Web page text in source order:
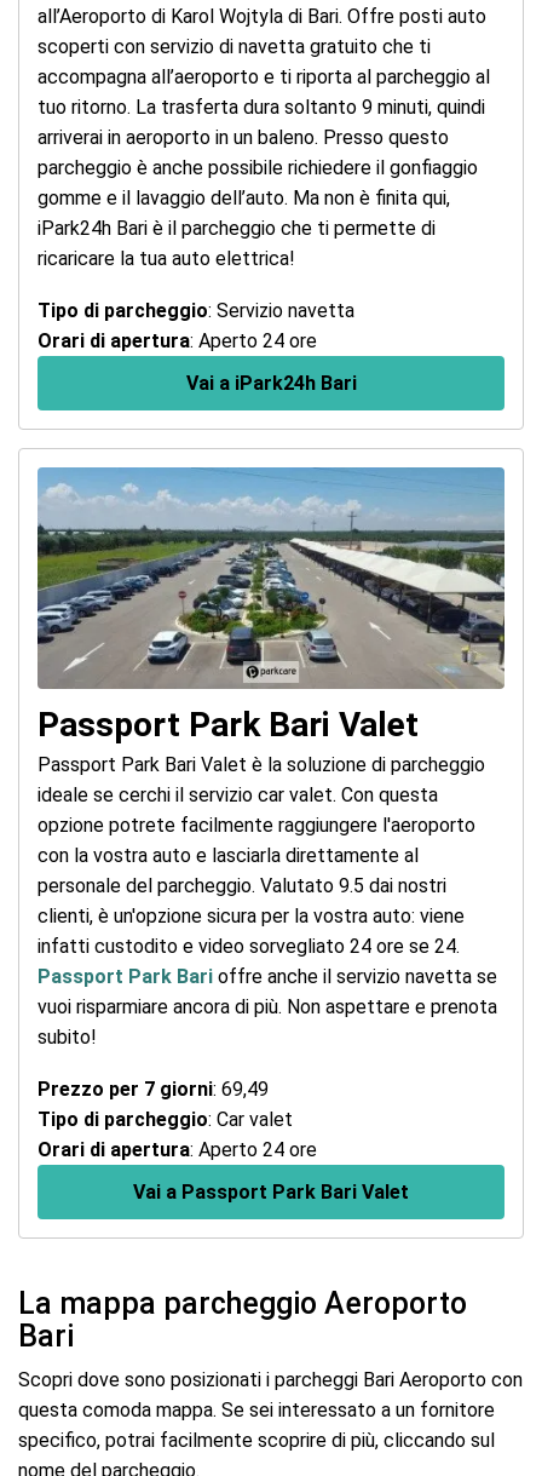
all’Aeroporto di Karol Wojtyla di Bari. Offre posti auto
scoperti con servizio di navetta gratuito che ti
accompagna all’aeroporto e ti riporta al parcheggio al
tuo ritorno. La trasferta dura soltanto 9 minuti, quindi
arriverai in aeroporto in un baleno. Presso questo
parcheggio è anche possibile richiedere il gonfiaggio
gomme e il lavaggio dell’auto. Ma non è finita qui,
iPark24h Bari è il parcheggio che ti permette di
ricaricare la tua auto elettrica!
Tipo di parcheggio: Servizio navetta
Orari di apertura: Aperto 24 ore
Vai a iPark24h Bari
Passport Park Bari Valet
Passport Park Bari Valet è la soluzione di parcheggio
ideale se cerchi il servizio car valet. Con questa
opzione potrete facilmente raggiungere l'aeroporto
con la vostra auto e lasciarla direttamente al
personale del parcheggio. Valutato 9.5 dai nostri
clienti, è un'opzione sicura per la vostra auto: viene
infatti custodito e video sorvegliato 24 ore se 24.
Passport Park Bari offre anche il servizio navetta se
vuoi risparmiare ancora di più. Non aspettare e prenota
subito!
Prezzo per 7 giorni: 69,49
Tipo di parcheggio: Car valet
Orari di apertura: Aperto 24 ore
Vai a Passport Park Bari Valet
La mappa parcheggio Aeroporto
Bari
Scopri dove sono posizionati i parcheggi Bari Aeroporto con
questa comoda mappa. Se sei interessato a un fornitore
specifico, potrai facilmente scoprire di più, cliccando sul
nome del parcheggio.